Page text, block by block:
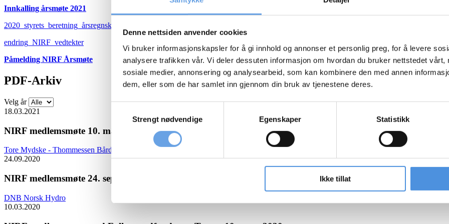
Denne nettsiden anvender cookies
Vi bruker informasjonskapsler for å gi innhold og annonser et personlig preg, for å levere
analysere trafikken vår. Vi deler dessuten informasjon om hvordan du bruker nettstedet vårt,
sosiale medier, annonsering og analysearbeid, som kan kombinere den med annen
dem, eller som de har samlet inn gjennom din bruk av tjenestene deres.
Strengt nødvendige
Egenskaper Statistikk
Ikke tillat
Innkalling årsmøte 2021
2020_styrets_beretning_årsregnskap_revisjonsberetning
endring_NIRF_vedtekter
Påmelding NIRF Årsmøte
PDF-Arkiv
Velg år
18.03.2021
NIRF medlemsmøte 10. mars 2021
Tore Mydske - Thommessen Bård Bringedal - Storebrand
24.09.2020
NIRF medlemsmøte 24. september – Teams Webinar
DNB Norsk Hydro
10.03.2020